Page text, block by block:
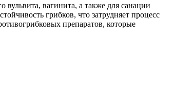
вагинита, а также для санации
грибков, что затрудняет процесс
препаратов, которые